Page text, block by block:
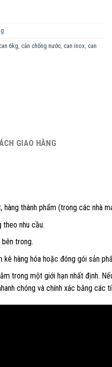
6kg, cân chống nước, can inox, can
GIAO HÀNG
thành phẩm (trong các nhà
nhu cầu.
trong.
hàng hóa hoặc đóng gói sản
trong một giới hạn nhất định.
chóng và chính xác bằng các